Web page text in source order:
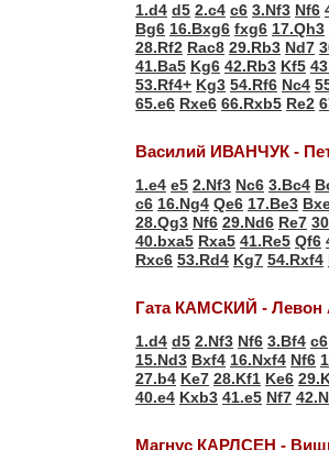
1.d4 d5 2.c4 c6 3.Nf3 Nf6
Bg6 16.Bxg6 fxg6 17.Qh3
28.Rf2 Rac8 29.Rb3 Nd7
41.Ba5 Kg6 42.Rb3 Kf5
53.Rf4+ Kg3 54.Rf6 Nc4
65.e6 Rxe6 66.Rxb5 Re2
Василий ИВАНЧУК -
1.e4 e5 2.Nf3 Nc6 3.Bc4
c6 16.Ng4 Qe6 17.Be3
28.Qg3 Nf6 29.Nd6 Re7
40.bxa5 Rxa5 41.Re5 Qf6
Rxc6 53.Rd4 Kg7 54.Rxf4
Гата КАМСКИЙ -
1.d4 d5 2.Nf3 Nf6 3.Bf4 c6
15.Nd3 Bxf4 16.Nxf4 Nf6
27.b4 Ke7 28.Kf1 Ke6
40.e4 Kxb3 41.e5 Nf7
Магнус КАРЛСЕН -